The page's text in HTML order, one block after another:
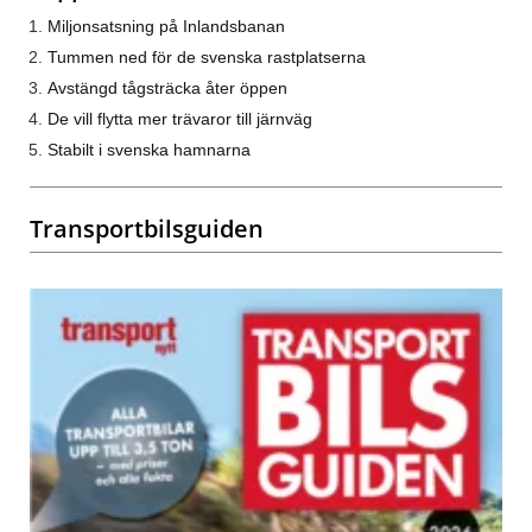
Miljonsatsning på Inlandsbanan
Tummen ned för de svenska rastplatserna
Avstängd tågsträcka åter öppen
De vill flytta mer trävaror till järnväg
Stabilt i svenska hamnarna
Transportbilsguiden